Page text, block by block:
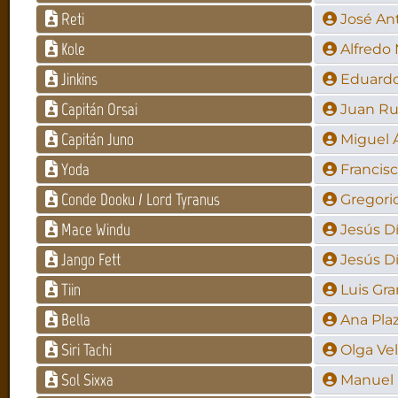
Reti José
Kole Alfredo
Jinkins
Capitán Orsai Juan
Capitán Juno Miguel
Yoda
Conde Dooku / Lord Tyranus
Mace Windu Jesús
Jango Fett Jesús
Tiin Luis
Bella Ana
Siri Tachi Olga
Sol Sixxa Manuel